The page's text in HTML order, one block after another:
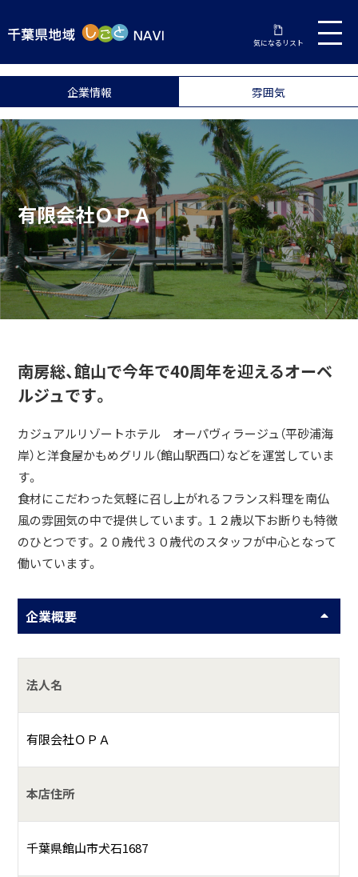
気になるリスト
企業情報 雰囲気
有限会社ＯＰＡ
南房総、館山で今年で40周年を迎えるオーベ
ルジュです。
カジュアルリゾートホテル オーパヴィラージュ（平砂浦海
岸）と洋食屋かもめグリル（館山駅西口）などを運営していま
す。
食材にこだわった気軽に召し上がれるフランス料理を南仏
風の雰囲気の中で提供しています。１２歳以下お断りも特徴
のひとつです。２０歳代３０歳代のスタッフが中心となって
働いています。
企業概要
法人名
有限会社ＯＰＡ
本店住所
千葉県館山市犬石1687